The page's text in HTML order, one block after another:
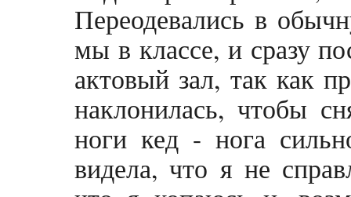
Переодевались в
мы в классе, и сразу
актовый зал, так как
наклонилась, чтобы
ноги кед - нога
видела, что я не